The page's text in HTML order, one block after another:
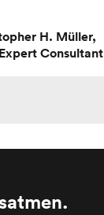
H. Müller,
Consultant